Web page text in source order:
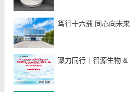
笃行十六载 同心向未
聚力同行｜智源生物 &